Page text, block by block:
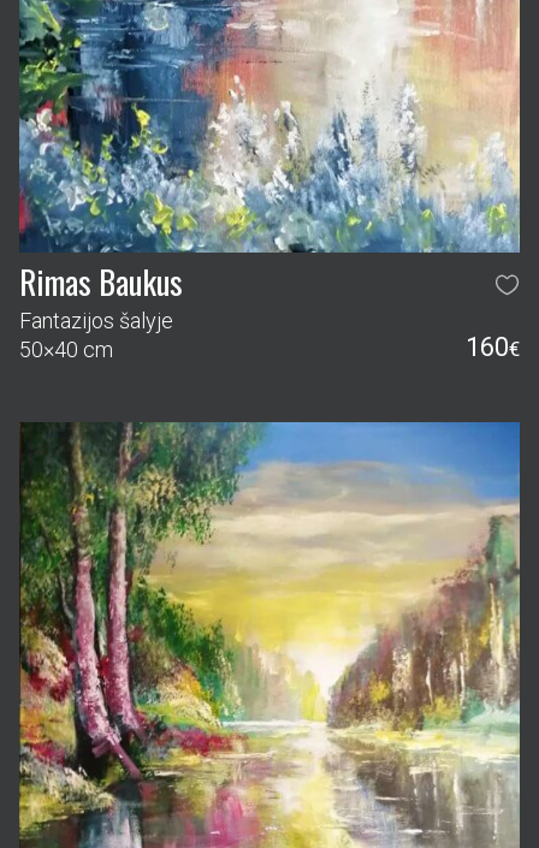
Rimas Baukus
Fantazijos šalyje
50×40 cm
160€